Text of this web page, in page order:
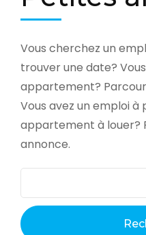
Vous cherchez un
trouver une date?
appartement?
Vous avez un emploi à
appartement à louer?
annonce.